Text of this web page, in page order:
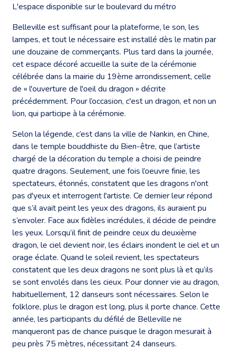
L'espace disponible sur le boulevard du métro
Belleville est suffisant pour la plateforme, le son, les
lampes, et tout le nécessaire est installé dès le matin par
une douzaine de commerçants. Plus tard dans la journée,
cet espace décoré accueille la suite de la cérémonie
célébrée dans la mairie du 19ème arrondissement, celle
de « l'ouverture de l'oeil du dragon » décrite
précédemment. Pour l’occasion, c'est un dragon, et non un
lion, qui participe à la cérémonie.
Selon la légende, c’est dans la ville de Nankin, en Chine,
dans le temple bouddhiste du Bien-être, que l’artiste
chargé de la décoration du temple a choisi de peindre
quatre dragons. Seulement, une fois l’oeuvre finie, les
spectateurs, étonnés, constatent que les dragons n'ont
pas d'yeux et interrogent l'artiste. Ce dernier leur répond
que s’il avait peint les yeux des dragons, ils auraient pu
s’envoler. Face aux fidèles incrédules, il décide de peindre
les yeux. Lorsqu’il finit de peindre ceux du deuxième
dragon, le ciel devient noir, les éclairs inondent le ciel et un
orage éclate. Quand le soleil revient, les spectateurs
constatent que les deux dragons ne sont plus là et qu’ils
se sont envolés dans les cieux. Pour donner vie au dragon,
habituellement, 12 danseurs sont nécessaires. Selon le
folklore, plus le dragon est long, plus il porte chance. Cette
année, les participants du défilé de Belleville ne
manqueront pas de chance puisque le dragon mesurait à
peu près 75 mètres, nécessitant 24 danseurs.